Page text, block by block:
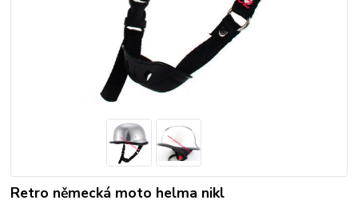
Retro německá moto helma nikl